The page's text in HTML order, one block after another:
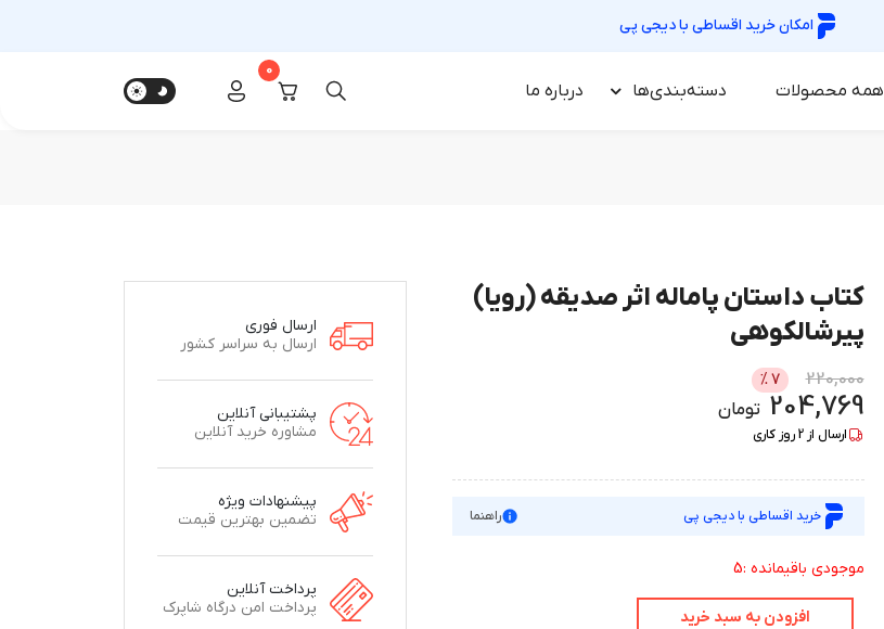
امکان خرید اقساطی بادیجی پی
همه محصولات دسته‌بندی‌ها درباره‌ ما
0
کتاب داستان پاماله اثر صدیقه (رویا)
پیرشالکوهی
220,000
7
%
204,769 تومان
ارسال از 2روز کاری
خرید اقساطی با دیجی پی راهنما
موجودی باقیمانده :5
افزودن به سبد خرید
ارسال فوری
ارسال به سراسر کشور
پشتیبانی آنلاین
مشاوره خرید آنلاین
پیشنهادات ویژه
تضمین بهترین قیمت
پرداخت آنلاین
پرداخت امن درگاه شاپرک